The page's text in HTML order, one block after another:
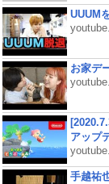
UUUM
お家デ
アップ
手越祐